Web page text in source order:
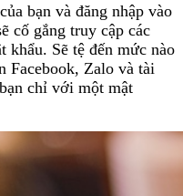
bạn và đăng nhập vào
cố gắng truy cập các
khẩu. Sẽ tệ đến mức nào
Facebook, Zalo và tài
chỉ với một mật